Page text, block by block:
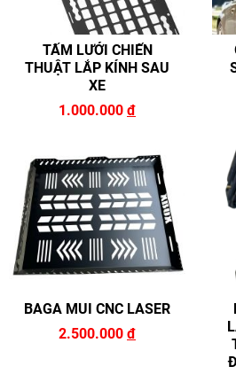
TẤM LƯỚI CHIẾN
THUẬT LẮP KÍNH SAU
XE
1.000.000 đ
BAGA MUI CNC LASER
2.500.000 đ